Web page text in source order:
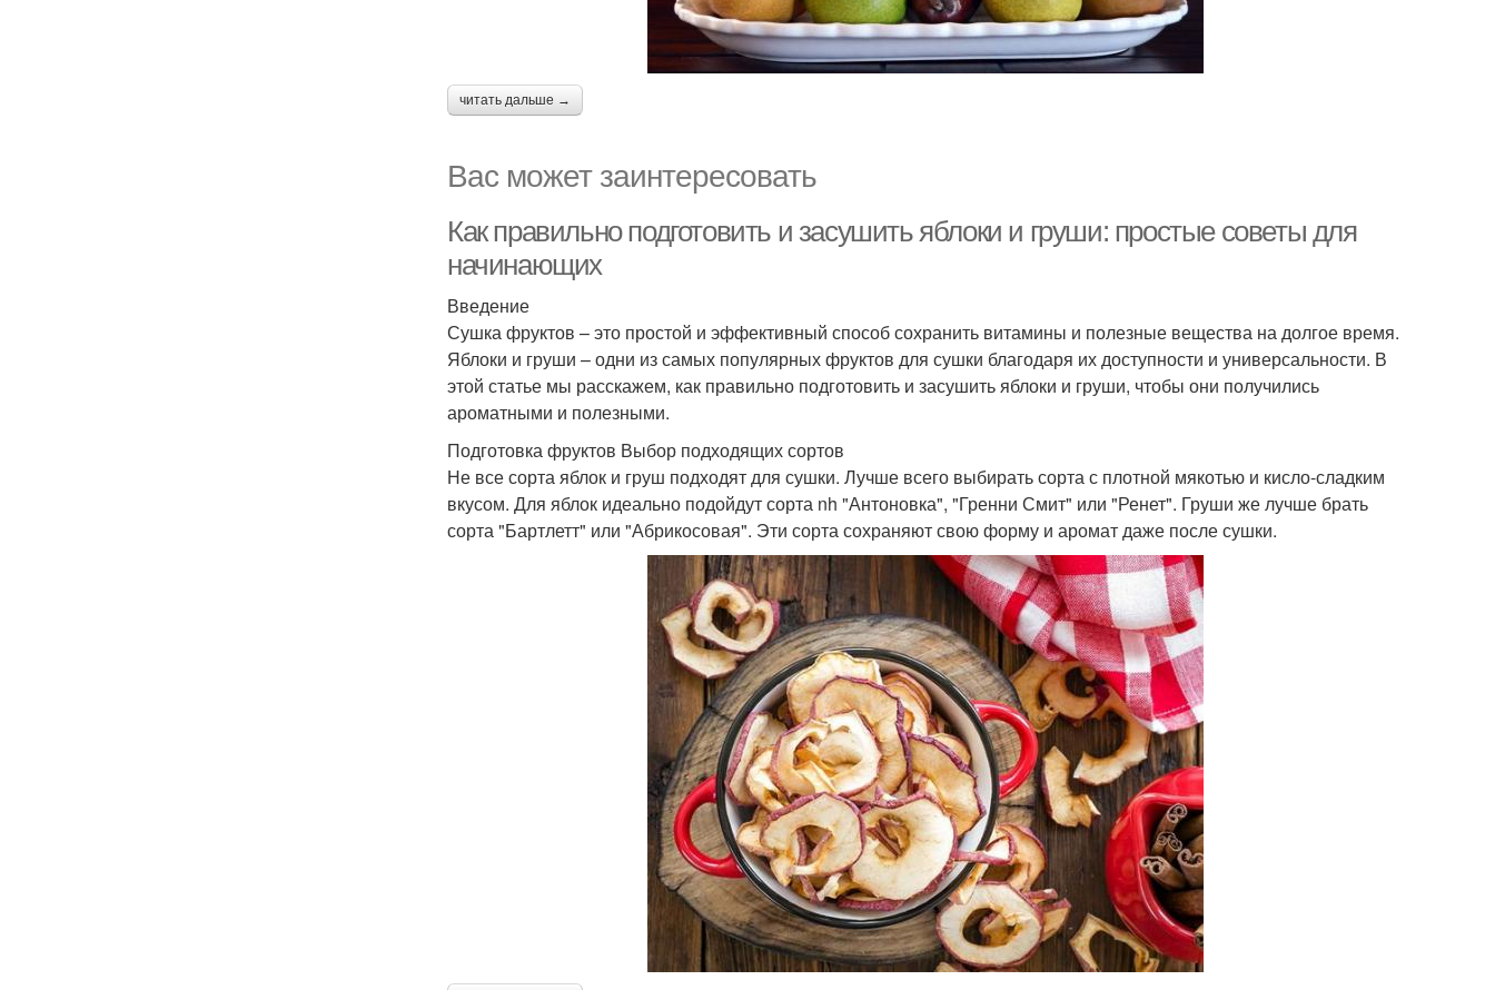
читать дальше →
Вас может заинтересовать
Как правильно подготовить и засушить яблоки и груши: простые советы для
начинающих
Введение
Сушка фруктов – это простой и эффективный способ сохранить витамины и полезные вещества на долгое время.
Яблоки и груши – одни из самых популярных фруктов для сушки благодаря их доступности и универсальности. В
этой статье мы расскажем, как правильно подготовить и засушить яблоки и груши, чтобы они получились
ароматными и полезными.
Подготовка фруктов Выбор подходящих сортов
Не все сорта яблок и груш подходят для сушки. Лучше всего выбирать сорта с плотной мякотью и кисло-сладким
вкусом. Для яблок идеально подойдут сорта nh "Антоновка", "Гренни Смит" или "Ренет". Груши же лучше брать
сорта "Бартлетт" или "Абрикосовая". Эти сорта сохраняют свою форму и аромат даже после сушки.